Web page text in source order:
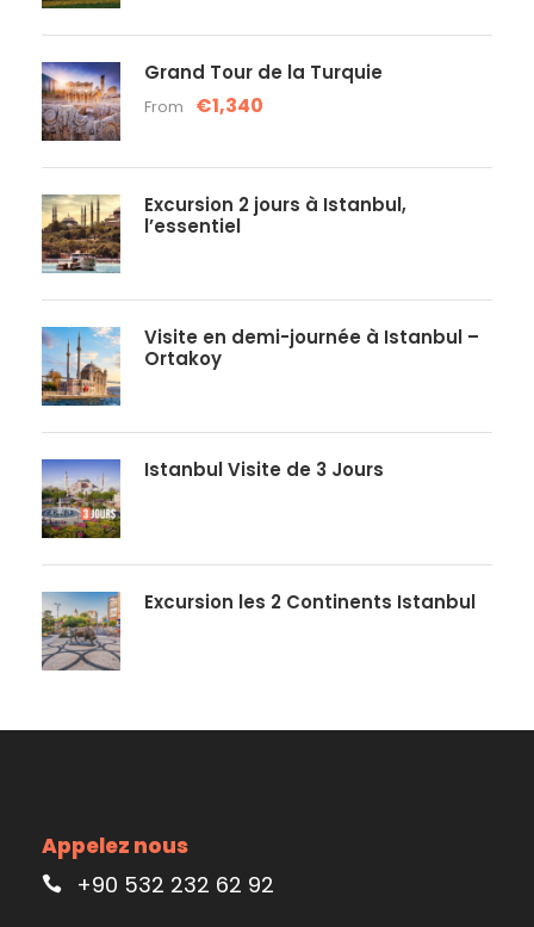
Grand Tour de la Turquie
From €1,340
Excursion 2 jours à Istanbul,
l’essentiel
Visite en demi-journée à Istanbul –
Ortakoy
Istanbul Visite de 3 Jours
Excursion les 2 Continents Istanbul
Appelez nous
+90 532 232 62 92